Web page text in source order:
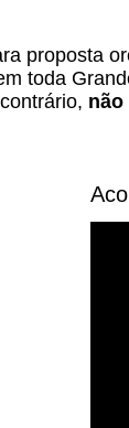
proposta
toda
não